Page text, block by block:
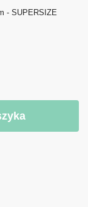
- SUPERSIZE